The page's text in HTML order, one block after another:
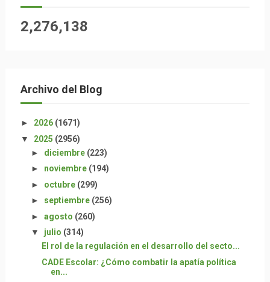
2,276,138
Archivo del Blog
► 2026 (1671)
▼ 2025 (2956)
► diciembre (223)
► noviembre (194)
► octubre (299)
► septiembre (256)
► agosto (260)
▼ julio (314)
El rol de la regulación en el desarrollo del secto...
CADE Escolar: ¿Cómo combatir la apatía política
en...